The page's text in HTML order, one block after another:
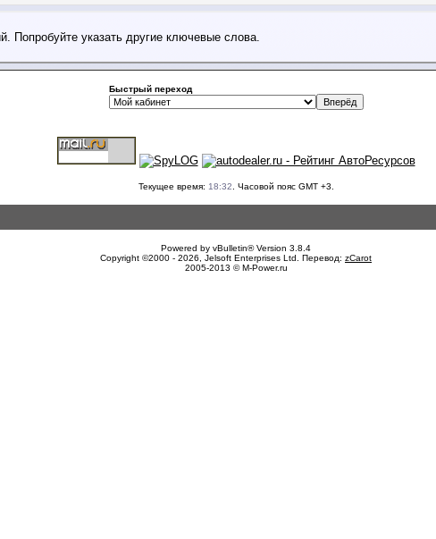
Попробуйте указать другие ключевые слова.
Быстрый переход
Текущее время: 18:32 . Часовой пояс GMT +3.
Powered by vBulletin® Version 3.8.4
Copyright ©2000 - 2026, Jelsoft Enterprises Ltd. Перевод: zCarot
2005-2013 © M-Power.ru